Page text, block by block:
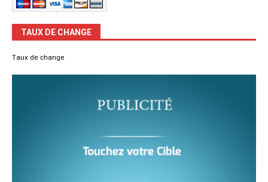
TAUX DE CHANGE
Taux de change